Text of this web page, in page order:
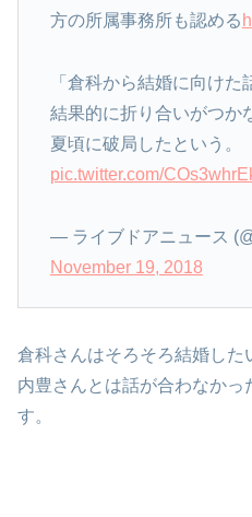
方の所属事務所も認める
「倉科から結婚に向けた
結果的に折り合いがつか
夏頃に破局したという。
pic.twitter.com/
— ライブドアニュース
November 19, 2018
倉科さんはそろそろ結婚し
内豊さんとは話が合わなかっ
す。